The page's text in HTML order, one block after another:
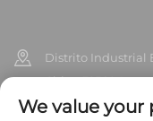
Distrito Industrial
China 325604
We value your